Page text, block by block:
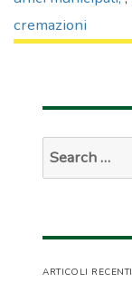
cremazioni
for:
ARTICOLI RECENTI